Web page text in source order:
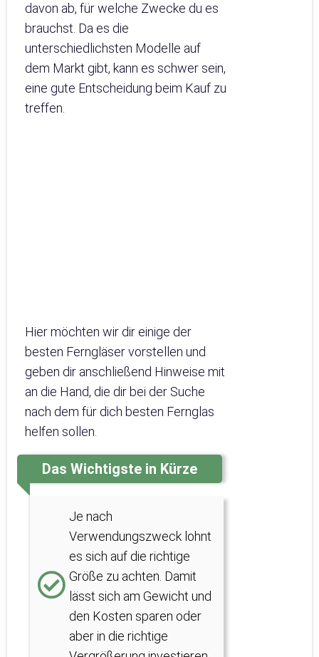
davon ab, für welche Zwecke du es
brauchst. Da es die
unterschiedlichsten Modelle auf
dem Markt gibt, kann es schwer sein,
eine gute Entscheidung beim Kauf zu
treffen.
Hier möchten wir dir einige der
besten Ferngläser vorstellen und
geben dir anschließend Hinweise mit
an die Hand, die dir bei der Suche
nach dem für dich besten Fernglas
helfen sollen.
Das Wichtigste in Kürze
Je nach
Verwendungszweck lohnt
es sich auf die richtige
Größe zu achten. Damit
lässt sich am Gewicht und
den Kosten sparen oder
aber in die richtige